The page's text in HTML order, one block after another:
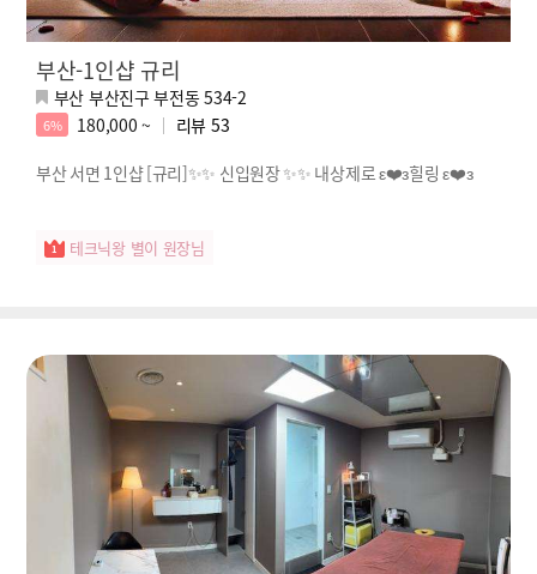
부산-1인샵 규리
부산 부산진구 부전동 534-2
6% 180,000 ~ 리뷰 53
부산 서면 1인샵 [규리]✨✨ 신입원장 ✨✨ 내상제로 ε❤️з힐링 ε❤️з
테크닉왕 별이 원장님